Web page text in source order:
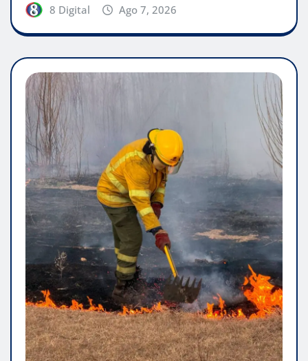
8 Digital Ago 7, 2026